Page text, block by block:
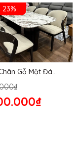
23%
Gỗ Mặt Đá